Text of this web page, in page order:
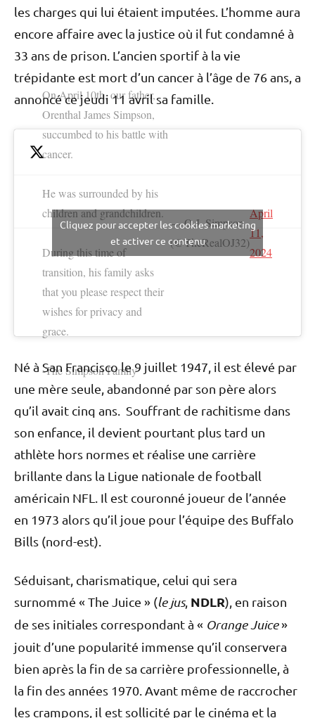
les charges qui lui étaient imputées. L’homme aura
encore affaire avec la justice où il fut condamné à
33 ans de prison. L’ancien sportif à la vie
trépidante est mort d’un cancer à l’âge de 76 ans, a
annoncé ce jeudi 11 avril sa famille.
On April 10th, our father,
Orenthal James Simpson,
succumbed to his battle with
cancer.
He was surrounded by his
children and grandchildren.
During this time of
transition, his family asks
that you please respect their
wishes for privacy and
grace.
-The Simpson Family
— O.J. Simpson
(@TheRealOJ32)
April
11,
2024
Cliquez pour accepter les cookies marketing
et activer ce contenu
Né à San Francisco le 9 juillet 1947, il est élevé par
une mère seule, abandonné par son père alors
qu’il avait cinq ans. Souffrant de rachitisme dans
son enfance, il devient pourtant plus tard un
athlète hors normes et réalise une carrière
brillante dans la Ligue nationale de football
américain NFL. Il est couronné joueur de l’année
en 1973 alors qu’il joue pour l’équipe des Buffalo
Bills (nord-est).
Séduisant, charismatique, celui qui sera
surnommé « The Juice » (le jus, NDLR), en raison
de ses initiales correspondant à « Orange Juice»
jouit d’une popularité immense qu’il conservera
bien après la fin de sa carrière professionnelle, à
la fin des années 1970. Avant même de raccrocher
les crampons, il est sollicité par le cinéma et la